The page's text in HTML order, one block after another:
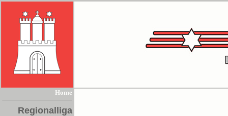
Home
Regionalliga